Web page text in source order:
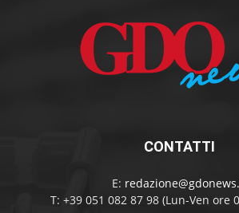
CONTATTI
E:
T: +39 051 082 87 98 (Lun-Ven ore